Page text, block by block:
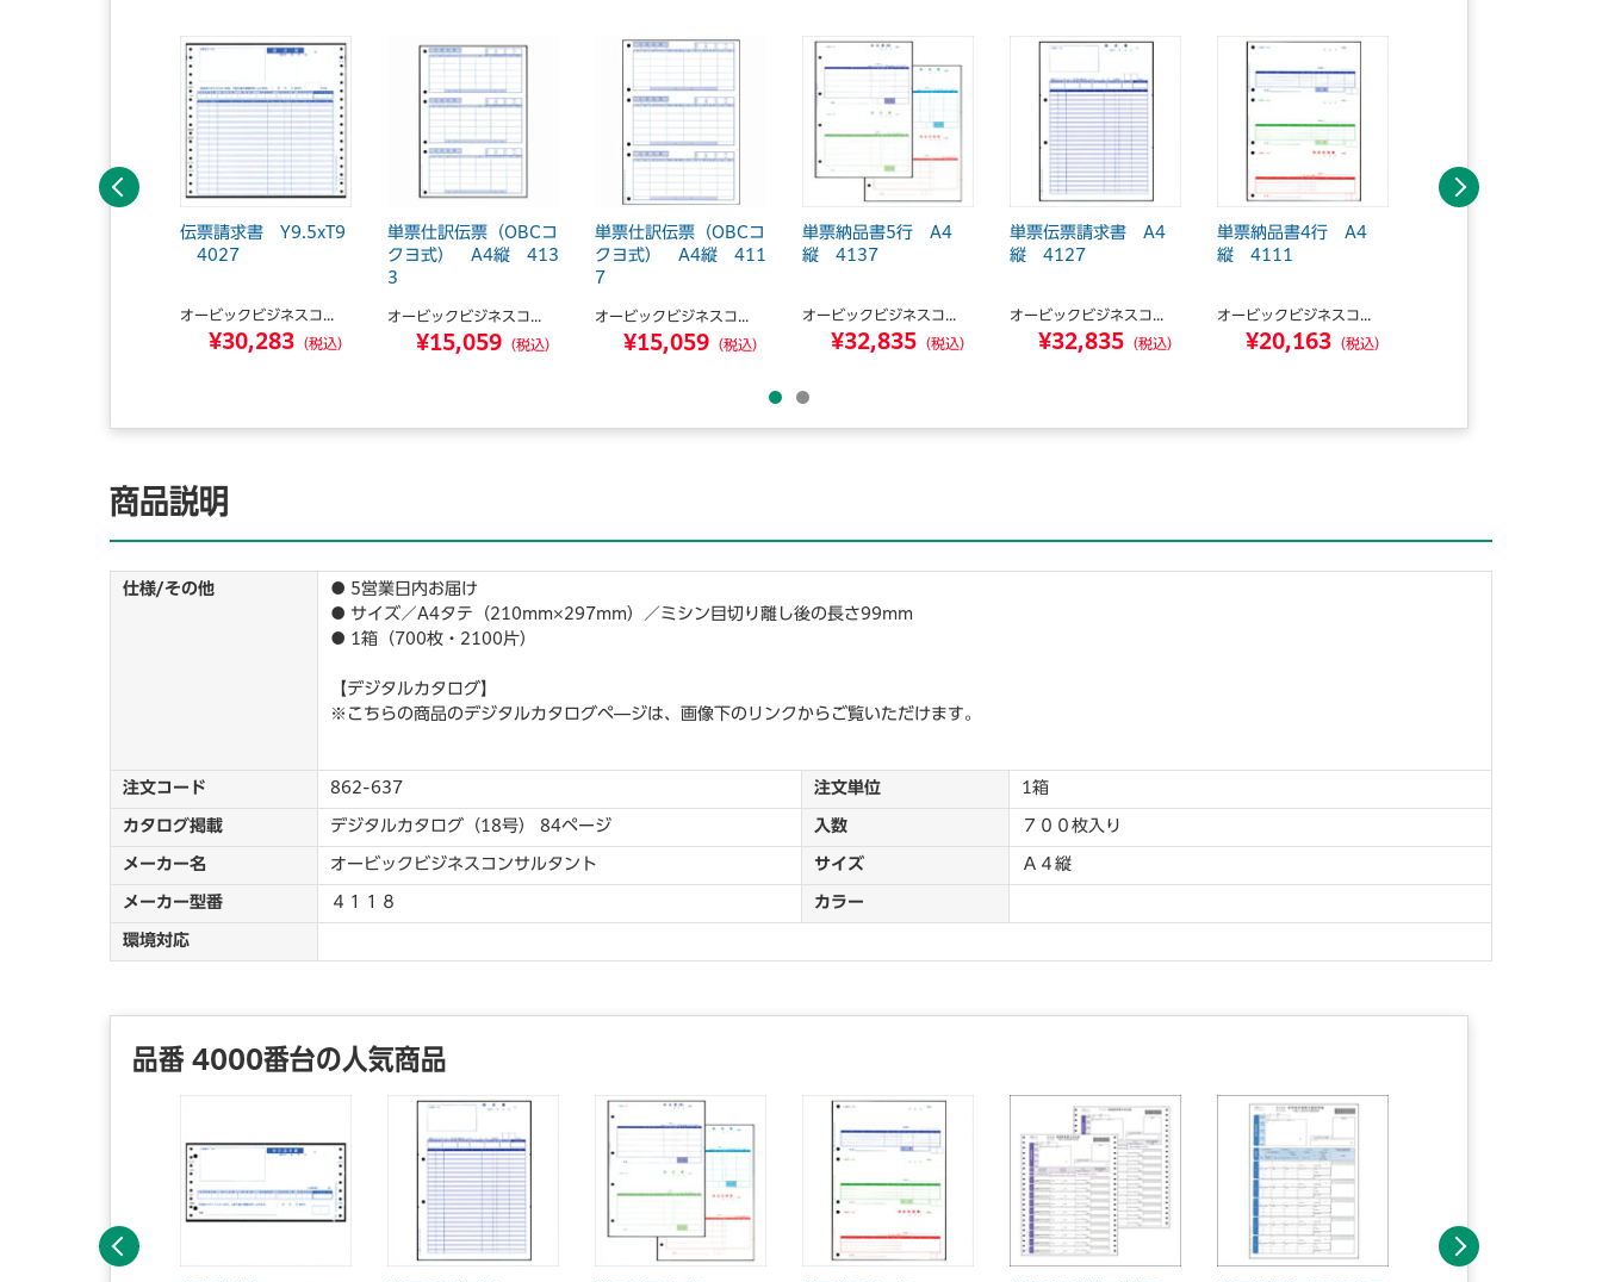
伝票請求書 Y9.5xT9
4027
オービックビジネスコ...
¥30,283 （税込）
単票仕訳伝票（OBCコ
クヨ式） A4縦 413
3
オービックビジネスコ...
¥15,059 （税込）
単票仕訳伝票（OBCコ
クヨ式） A4縦 411
7
オービックビジネスコ...
¥15,059 （税込）
単票納品書5行 A4
縦 4137
オービックビジネスコ...
¥32,835 （税込）
単票伝票請求書 A4
縦 4127
オービックビジネスコ...
¥32,835 （税込）
単票納品書4行 A4
縦 4111
オービックビジネスコ...
¥20,163 （税込）
前へ 次へ
商品説明
仕様/その他
● 5営業日内お届け
● サイズ／A4タテ（210mm×297mm）／ミシン目切り離し後の長さ99mm
● 1箱（700枚・2100片）
【デジタルカタログ】
※こちらの商品のデジタルカタログペ―ジは、画像下のリンクからご覧いただけます。
注文コード 862-637 注文単位 1箱
カタログ掲載 デジタルカタログ（18号） 84ページ 入数 ７００枚入り
メーカー名 オービックビジネスコンサルタント サイズ Ａ４縦
メーカー型番 ４１１８ カラー
環境対応
品番 4000番台の人気商品
前へ 次へ